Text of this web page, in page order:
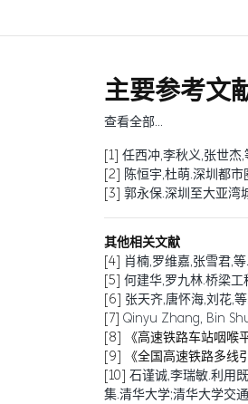
主要参考文
查看全部…
[1] 任西冲,李秋义,张世
[2] 陈恒宇,杜萌.深圳都
[3] 郭永保.深圳至大亚湾
其他相关文献
[4] 肖楠,罗维嘉,张雪君,
[5] 何建华,罗九林.桥梁
[6] 张天齐,唐怀海,刘花,
[7] Qinyu Zhang, Bin
[8]
《高速铁路车站咽
[9]
《全国高速铁路多
[10] 石谨诚,李瑞敏.利用
集.清华大学;清华大学交